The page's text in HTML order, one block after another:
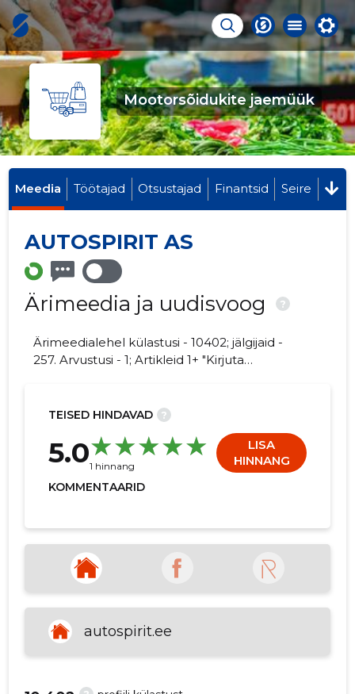
Mootorsõidukite jaemüük
Meedia Töötajad Otsustajad Finantsid Seire
AUTOSPIRIT AS
Ärimeedia ja uudisvoog ?
Ärimeedialehel külastusi - 10402; jälgijaid -
257. Arvustusi - 1; Artikleid 1+ "Kirjuta
TEISED HINDAVAD ?
5.01 hinnang
LISA
HINNANG
KOMMENTAARID
autospirit.ee